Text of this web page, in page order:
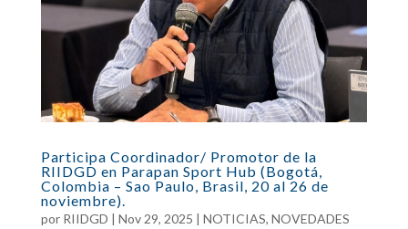
Participa Coordinador/ Promotor de la
RIIDGD en Parapan Sport Hub (Bogotá,
Colombia – Sao Paulo, Brasil, 20 al 26 de
noviembre).
por RIIDGD | Nov 29, 2025 | NOTICIAS, NOVEDADES